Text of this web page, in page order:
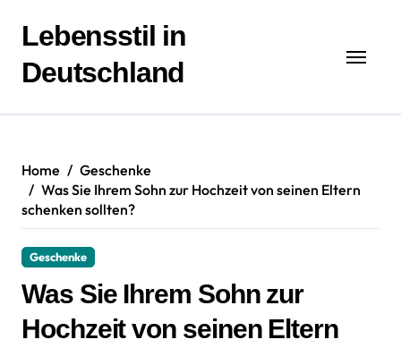
Inhalt
springen
Lebensstil in
Deutschland
Home
Geschenke
Was Sie Ihrem Sohn zur Hochzeit von seinen Eltern
schenken sollten?
Geschenke
Was Sie Ihrem Sohn zur
Hochzeit von seinen Eltern